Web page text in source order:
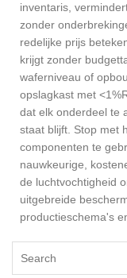
inventaris,
zonder
redelijke prijs
krijgt zonder
waferniveau of
opslagkast met
dat elk onderdeel te
staat blijft. Stop met
componenten te
nauwkeurige,
de luchtvochtigheid
uitgebreide
productieschema's